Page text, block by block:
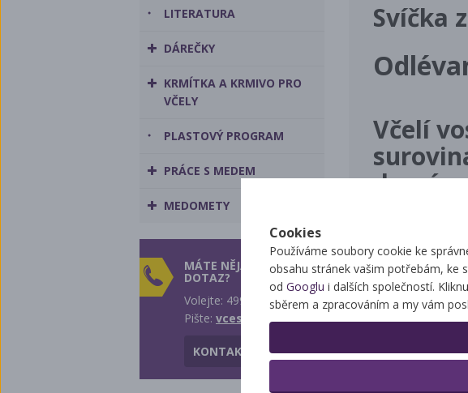
LITERATURA
DÁREČKY
KRMÍTKA A KRMIVO PRO
VČELY
PLASTOVÝ PROGRAM
PRÁCE S MEDEM
MEDOMETY
MÁTE NĚJAKÝ
DOTAZ?
Volejte: 499 431 242
Pište: vcest@vcest.cz
KONTAKTY
Svíčka
Včelí
Doporučujeme
Cookies
Používáme soubory cookie ke
obsahu stránek vašim potřebám, ke
od Googlu i dalších společností.
sběrem a zpracováním a my vám